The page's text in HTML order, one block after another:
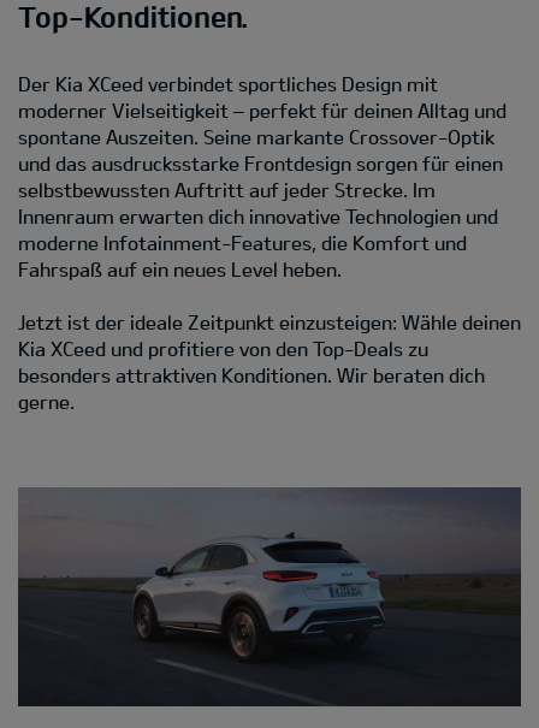
Top-Konditionen.
Der Kia XCeed verbindet sportliches Design mit
moderner Vielseitigkeit – perfekt für deinen Alltag und
spontane Auszeiten. Seine markante Crossover-Optik
und das ausdrucksstarke Frontdesign sorgen für einen
selbstbewussten Auftritt auf jeder Strecke. Im
Innenraum erwarten dich innovative Technologien und
moderne Infotainment-Features, die Komfort und
Fahrspaß auf ein neues Level heben.
Jetzt ist der ideale Zeitpunkt einzusteigen: Wähle deinen
Kia XCeed und profitiere von den Top-Deals zu
besonders attraktiven Konditionen. Wir beraten dich
gerne.